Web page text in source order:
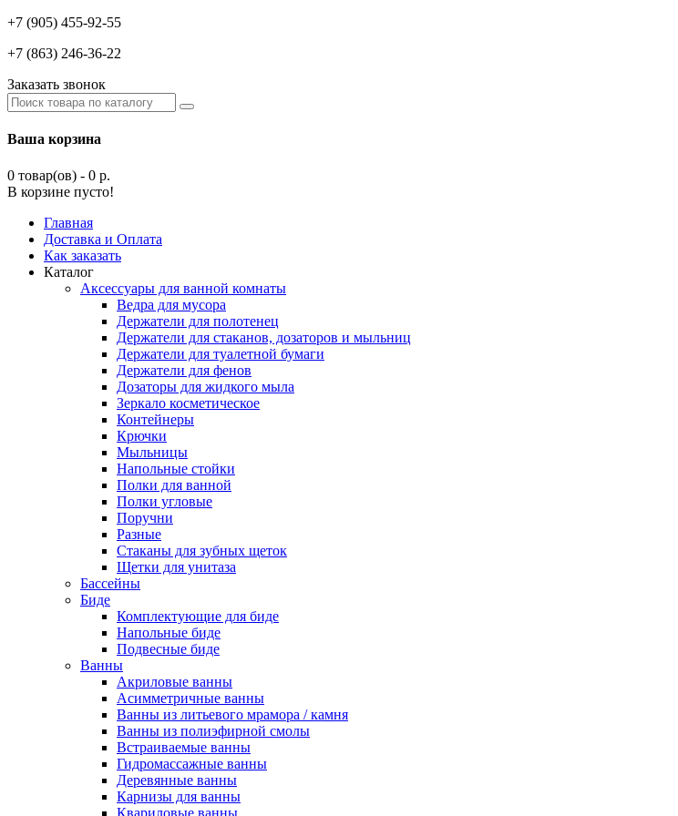
+7 (905) 455-92-55
+7 (863) 246-36-22
Заказать звонок
Ваша корзина
0 товар(ов) - 0 р.
В корзине пусто!
Главная
Доставка и Оплата
Как заказать
Каталог
Аксессуары для ванной комнаты
Ведра для мусора
Держатели для полотенец
Держатели для стаканов, дозаторов и мыльниц
Держатели для туалетной бумаги
Держатели для фенов
Дозаторы для жидкого мыла
Зеркало косметическое
Контейнеры
Крючки
Мыльницы
Напольные стойки
Полки для ванной
Полки угловые
Поручни
Разные
Стаканы для зубных щеток
Щетки для унитаза
Бассейны
Биде
Комплектующие для биде
Напольные биде
Подвесные биде
Ванны
Акриловые ванны
Асимметричные ванны
Ванны из литьевого мрамора / камня
Ванны из полиэфирной смолы
Встраиваемые ванны
Гидромассажные ванны
Деревянные ванны
Карнизы для ванны
Квариловые ванны